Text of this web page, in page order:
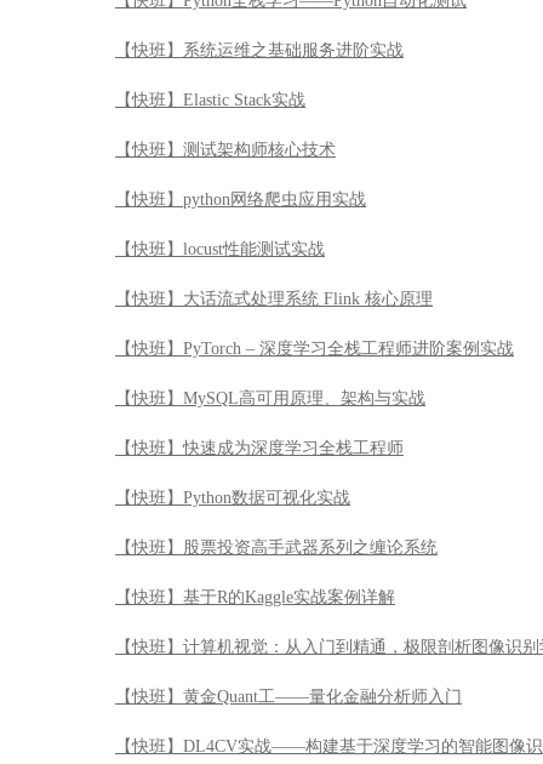
【快班】locust性能测试实战
【快班】大话流式处理系统 Flink 核心原理
【快班】PyTorch – 深度学习全栈工程师进阶案例实战
【快班】MySQL高可用原理、架构与实战
【快班】快速成为深度学习全栈工程师
【快班】Python数据可视化实战
【快班】股票投资高手武器系列之缠论系统
【快班】基于R的Kaggle实战案例详解
【快班】计算机视觉：从入门到精通，极限剖析图像识
【快班】黄金Quant工——量化金融分析师入门
【快班】DL4CV实战——构建基于深度学习的智能图像
【快班】Web全栈开发理论与实践
【快班】Oracle DB Performance Tuning（DSI系列Ⅳ)
【快班】精准安防场景理解及语义分割
【快班】【免费公开课】Python 的安装与部署
【快班】计算机视觉算法详解与实战开发